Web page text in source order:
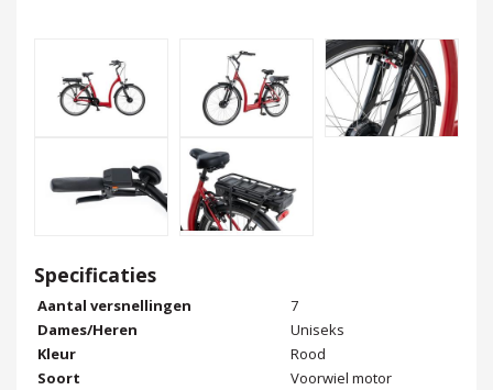
Specificaties
Aantal versnellingen
7
Dames/Heren
Uniseks
Kleur
Rood
Soort
Voorwiel motor